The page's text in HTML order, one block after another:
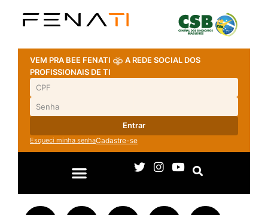
VEM PRA BEE FENATI
A REDE SOCIAL DOS
PROFISSIONAIS DE TI
Entrar
Esqueci minha senhaCadastre-se